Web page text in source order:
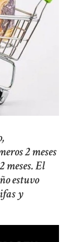
2 meses
meses. El
estuvo
y